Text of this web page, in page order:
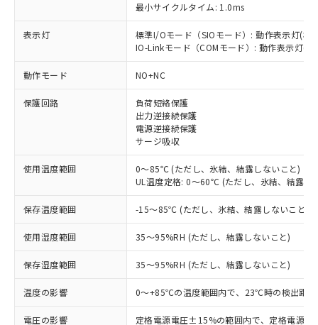
最小サイクルタイム: 1.0ms
表示灯
標準I/Oモード（SIOモード）: 動作表示灯(橙
IO-Linkモード（COMモード）: 動作表示灯(
動作モード NO+NC
保護回路
負荷短絡保護
出力逆接続保護
電源逆接続保護
サージ吸収
使用温度範囲
0～85℃ (ただし、氷結、結露しないこと)
UL温度定格: 0～60℃ (ただし、氷結、結露し
保存温度範囲 -15～85℃ (ただし、氷結、結露しないこと)
使用湿度範囲 35～95%RH (ただし、結露しないこと)
保存湿度範囲 35～95%RH (ただし、結露しないこと)
温度の影響 0～+85℃の温度範囲内で、23℃時の検出距
電圧の影響 定格電源電圧±15%の範囲内で、定格電源
ご利用条件
以下の条件をお読みいただき、同意のうえ
ご利用ください。
本サービスは、当社制御機器事業取扱
商品の当社在庫状況および標準価格
(税抜)を提供させていただくもので
当社制御機器事業取扱商品の中には、
本サービスの対象外となる商品もある
ことをご了承ください。
対応済み：EU RoHS指令（10物質）の
非含有に対応した製品が提供可能な商品で
対応予定：EU RoHS指令（10物質）の非含
有に対応した製品に切り替える予定のある
商品です。
対応予定なし：EU RoHS指令（10物質）の
非含有に非対応の商品で、対応品を出す予
定はありません。
調査・確認中：EU RoHS指令（10物質）の
非含有の対応状況を調査中または確認中の
非該当品：ライセンス料など無形物で、有
害物質有無と関係のない商品です。
仕入先様の事情により、非含有部品として
いたものが、含有品と判明した場合などや
※1 中国RoHS○×表
「○」：最大均質材料含有率が中国RoHSの
基準値以下であることを示します。
「×」：最大均質材料含有率が中国RoHSの
基準値を超えていることを示します。
当社は、これら貴社製品のうち、外国